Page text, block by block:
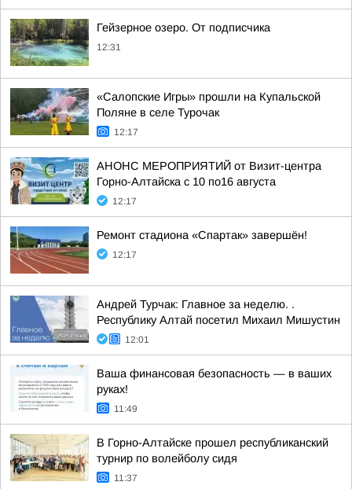
Гейзерное озеро. От подписчика
12:31
«Салопские Игры» прошли на Купальской
Поляне в селе Турочак
12:17
АНОНС МЕРОПРИЯТИЙ от Визит-центра
Горно-Алтайска с 10 по16 августа
12:17
Ремонт стадиона «Спартак» завершён!
12:17
Андрей Турчак: Главное за неделю. .
Республику Алтай посетил Михаил Мишустин
12:01
Ваша финансовая безопасность — в ваших
руках!
11:49
В Горно-Алтайске прошел республиканский
турнир по волейболу сидя
11:37